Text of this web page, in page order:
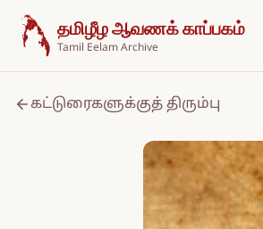
உள்ளடக்கத்திற்குச் செல்க
தமிழீழ ஆவணக் காப்பகம்
Tamil Eelam Archive
கட்டுரைகளுக்குத் திரும்பு